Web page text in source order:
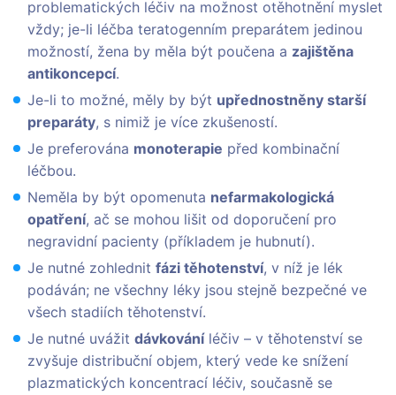
problematických léčiv na možnost otěhotnění myslet
vždy; je-li léčba teratogenním preparátem jedinou
možností, žena by měla být poučena a zajištěna
antikoncepcí.
Je-li to možné, měly by být upřednostněny starší
preparáty, s nimiž je více zkušeností.
Je preferována monoterapie před kombinační
léčbou.
Neměla by být opomenuta nefarmakologická
opatření, ač se mohou lišit od doporučení pro
negravidní pacienty (příkladem je hubnutí).
Je nutné zohlednit fázi těhotenství, v níž je lék
podáván; ne všechny léky jsou stejně bezpečné ve
všech stadiích těhotenství.
Je nutné uvážit dávkováníléčiv – v těhotenství se
zvyšuje distribuční objem, který vede ke snížení
plazmatických koncentrací léčiv, současně se